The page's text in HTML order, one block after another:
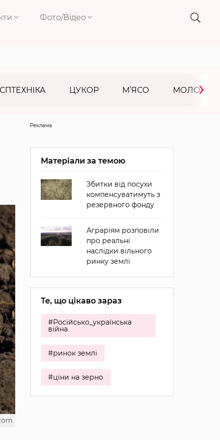
Фото/Відео
ЦУКОР М’ЯСО МОЛОКО
›
Реклама
Матеріали за темою
Збитки від посухи
компенсуватимуть з
резервного фонду
Аграріям розповіли
про реальні
наслідки вільного
ринку землі
Те, що цікаво зараз
#Російсько_українська
війна
#ринок землі
#ціни на зерно